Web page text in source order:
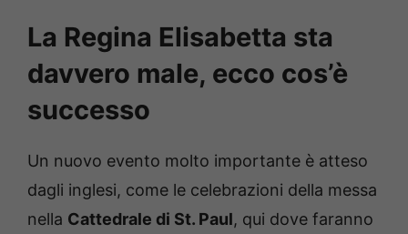
La Regina Elisabetta sta
davvero male, ecco cos’è
successo
Un nuovo evento molto importante è atteso
dagli inglesi, come le celebrazioni della messa
nella Cattedrale di St. Paul, qui dove faranno